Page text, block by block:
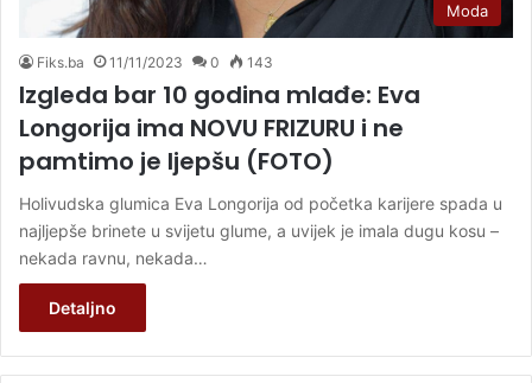
Moda
Fiks.ba 11/11/2023 0 143
Izgleda bar 10 godina mlađe: Eva
Longorija ima NOVU FRIZURU i ne
pamtimo je ljepšu (FOTO)
Holivudska glumica Eva Longorija od početka karijere spada u
najljepše brinete u svijetu glume, a uvijek je imala dugu kosu –
nekada ravnu, nekada…
Detaljno